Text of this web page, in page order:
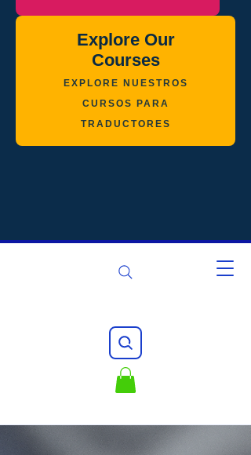
Explore Our
Courses
EXPLORE NUESTROS
CURSOS PARA
TRADUCTORES